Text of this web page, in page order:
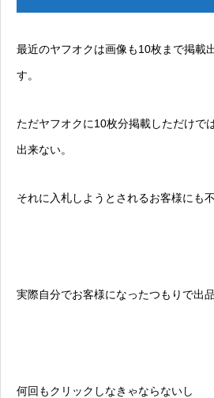
最近のヤフオクは画像も10枚まで掲載
す。
ただヤフオクに10枚分掲載しただけで
出来ない。
それに入札しようとされるお客様にも
実際自分でお客様になったつもりで出
何回もクリックしなきゃならないし